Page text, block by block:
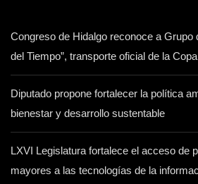
Congreso de Hidalgo reconoce a Grupo
del Tiempo”, transporte oficial de la
Diputado propone fortalecer la política
bienestar y desarrollo sustentable
LXVI Legislatura fortalece el acceso de
mayores a las tecnologías de la